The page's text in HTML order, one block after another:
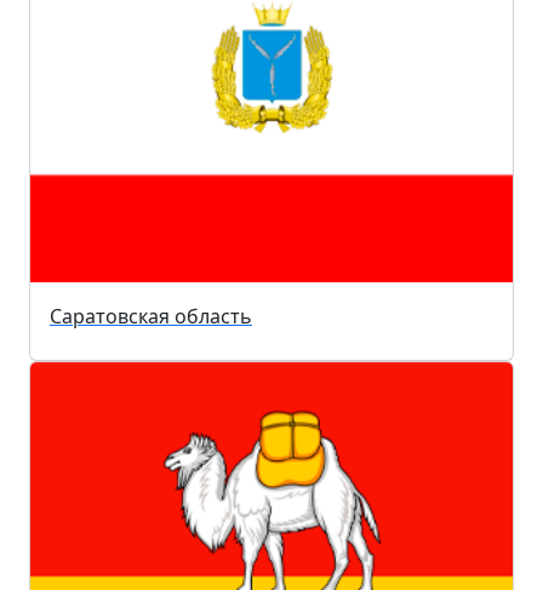
Саратовская область